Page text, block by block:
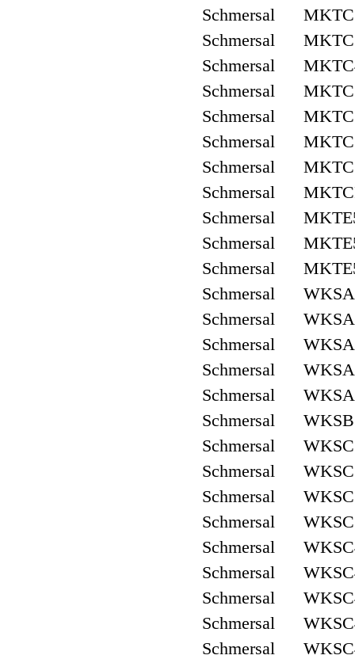
Schmersal
Schmersal
Schmersal
Schmersal
Schmersal
Schmersal
Schmersal
Schmersal
Schmersal
Schmersal
Schmersal
Schmersal
Schmersal
Schmersal
Schmersal
Schmersal
Schmersal
Schmersal
Schmersal
Schmersal
Schmersal
Schmersal
Schmersal
Schmersal
Schmersal
Schmersal